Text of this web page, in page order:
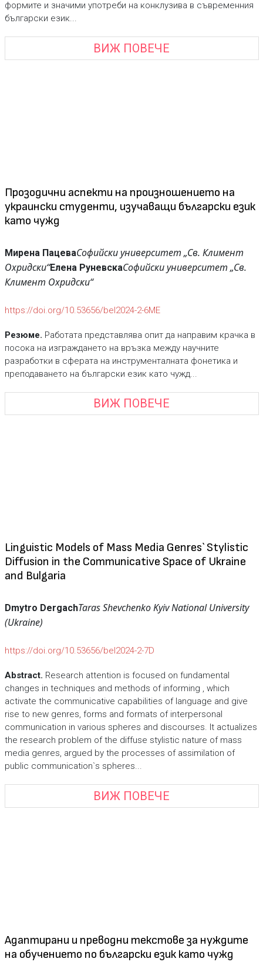
формите и значими употреби на конклузива в съвременния
български език...
ВИЖ ПОВЕЧЕ
Прозодични аспекти на произношението на
украински студенти, изучаващи български език
като чужд
Мирена ПацеваСофийски университет „Св. Климент
Охридски“Елена РуневскаСофийски университет „Св.
Климент Охридски“
https://doi.org/10.53656/bel2024-2-6МЕ
Резюме. Работата представлява опит да направим крачка в
посока на изграждането на връзка между научните
разработки в сферата на инструменталната фонетика и
преподаването на български език като чужд...
ВИЖ ПОВЕЧЕ
Linguistic Models of Mass Media Genres` Stylistic
Diffusion in the Communicative Space of Ukraine
and Bulgaria
Dmytro DergachTaras Shevchenko Kyiv National University
(Ukraine)
https://doi.org/10.53656/bel2024-2-7D
Abstract. Research attention is focused on fundamental
changes in techniques and methods of informing , which
activate the communicative capabilities of language and give
rise to new genres, forms and formats of interpersonal
communication in various spheres and discourses. It actualizes
the research problem of the diffuse stylistic nature of mass
media genres, argued by the processes of assimilation of
public communication`s spheres...
ВИЖ ПОВЕЧЕ
Адаптирани и преводни текстове за нуждите
на обучението по български език като чужд